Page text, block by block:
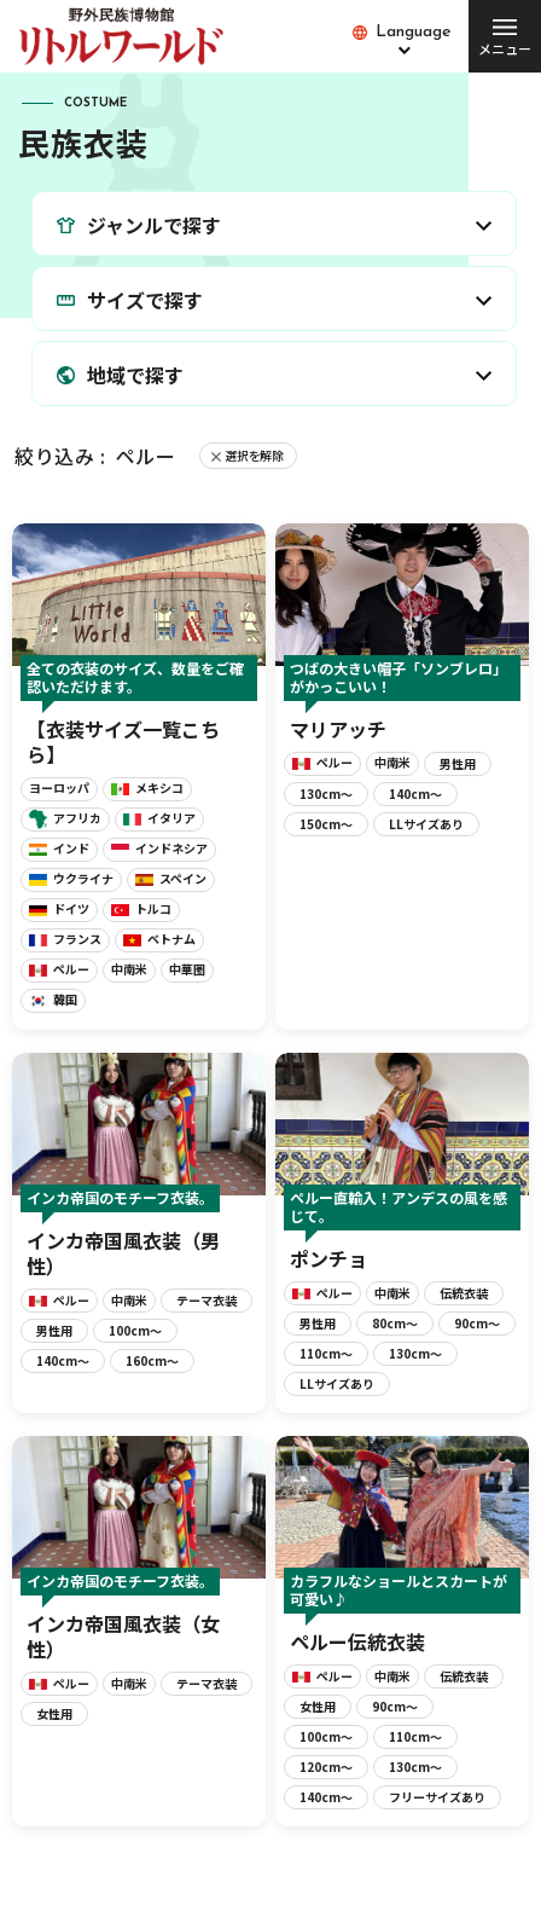
Language
メニュー
Language
アクセス
便利な設備・
サービス
愛犬とご入場の方
団体の方
展示
グルメ
民族衣装
リトルワールドとは
お問い合わせ
報道関係者･撮影希望者の方へ
プライバシーポリシー
COSTUME
民族衣装
ジャンルで探す
サイズで探す
地域で探す
絞り込み : ペルー 選択を解除
全ての衣装のサイズ、数量をご確
認いただけます。
【衣装サイズ一覧こち
ら】
ヨーロッパ
メキシコ
アフリカ
イタリア
インド
インドネシア
ウクライナ
スペイン
ドイツ
トルコ
フランス
ベトナム
ペルー
中南米
中華圏
韓国
つばの大きい帽子「ソンブレロ」
がかっこいい！
マリアッチ
ペルー 中南米
男性用
130cm〜
140cm〜
150cm〜
LLサイズあり
インカ帝国のモチーフ衣装。
インカ帝国風衣装（男
性）
ペルー 中南米
テーマ衣装
男性用
100cm〜
140cm〜
160cm〜
ペルー直輸入！アンデスの風を感
じて。
ポンチョ
ペルー 中南米
伝統衣装
男性用
80cm〜
90cm〜
110cm〜
130cm〜
LLサイズあり
インカ帝国のモチーフ衣装。
インカ帝国風衣装（女
性）
ペルー 中南米
テーマ衣装
女性用
カラフルなショールとスカートが
可愛い♪
ペルー伝統衣装
ペルー 中南米
伝統衣装
女性用
90cm〜
100cm〜
110cm〜
120cm〜
130cm〜
140cm〜
フリーサイズあり